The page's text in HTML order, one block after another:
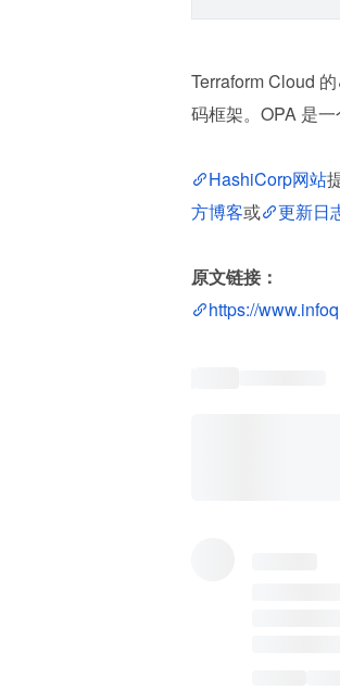
Terraform Cloud 的
码框架。OPA 是
HashiCorp网站
方博客或 更新日
原文链接：
https://